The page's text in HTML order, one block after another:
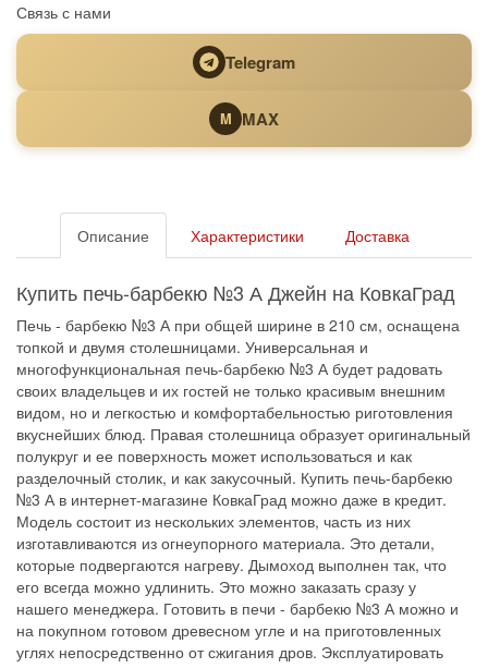
Связь с нами
Telegram
M MAX
Описание Характеристики Доставка
Купить печь-барбекю №3 А Джейн на КовкаГрад
Печь - барбекю №3 А при общей ширине в 210 см, оснащена
топкой и двумя столешницами. Универсальная и
многофункциональная печь-барбекю №3 А будет радовать
своих владельцев и их гостей не только красивым внешним
видом, но и легкостью и комфортабельностью риготовления
вкуснейших блюд. Правая столешница образует оригинальный
полукруг и ее поверхность может использоваться и как
разделочный столик, и как закусочный. Купить печь-барбекю
№3 А в интернет-магазине КовкаГрад можно даже в кредит.
Модель состоит из нескольких элементов, часть из них
изготавливаются из огнеупорного материала. Это детали,
которые подвергаются нагреву. Дымоход выполнен так, что
его всегда можно удлинить. Это можно заказать сразу у
нашего менеджера. Готовить в печи - барбекю №3 А можно и
на покупном готовом древесном угле и на приготовленных
углях непосредственно от сжигания дров. Эксплуатировать